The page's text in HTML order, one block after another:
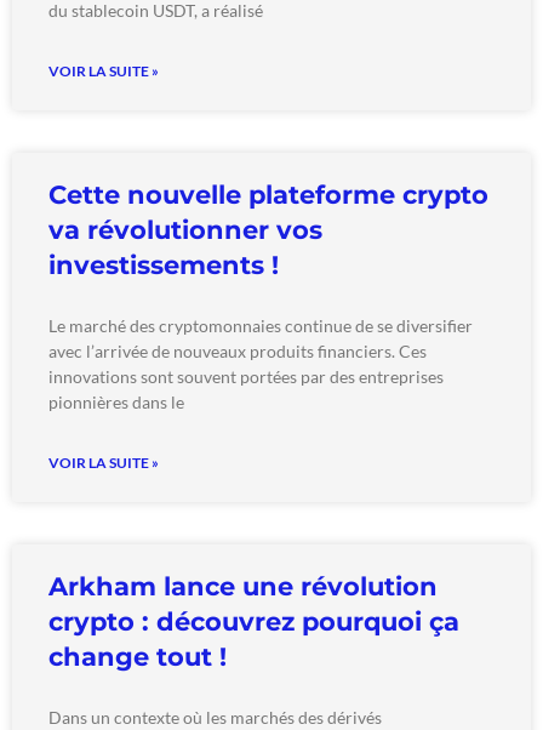
du stablecoin USDT, a réalisé
VOIR LA SUITE »
Cette nouvelle plateforme crypto
va révolutionner vos
investissements !
Le marché des cryptomonnaies continue de se diversifier
avec l’arrivée de nouveaux produits financiers. Ces
innovations sont souvent portées par des entreprises
pionnières dans le
VOIR LA SUITE »
Arkham lance une révolution
crypto : découvrez pourquoi ça
change tout !
Dans un contexte où les marchés des dérivés